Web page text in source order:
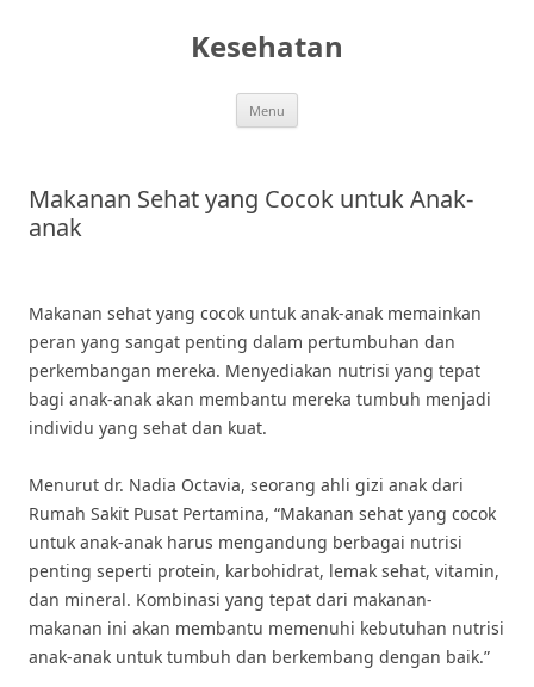
Kesehatan
Menu
Makanan Sehat yang Cocok untuk Anak-
anak
Makanan sehat yang cocok untuk anak-anak memainkan
peran yang sangat penting dalam pertumbuhan dan
perkembangan mereka. Menyediakan nutrisi yang tepat
bagi anak-anak akan membantu mereka tumbuh menjadi
individu yang sehat dan kuat.
Menurut dr. Nadia Octavia, seorang ahli gizi anak dari
Rumah Sakit Pusat Pertamina, “Makanan sehat yang cocok
untuk anak-anak harus mengandung berbagai nutrisi
penting seperti protein, karbohidrat, lemak sehat, vitamin,
dan mineral. Kombinasi yang tepat dari makanan-
makanan ini akan membantu memenuhi kebutuhan nutrisi
anak-anak untuk tumbuh dan berkembang dengan baik.”